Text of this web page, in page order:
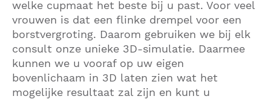
welke cupmaat het beste bij u past. Voor veel
vrouwen is dat een flinke drempel voor een
borstvergroting. Daarom gebruiken we bij elk
consult onze unieke 3D-simulatie. Daarmee
kunnen we u vooraf op uw eigen
bovenlichaam in 3D laten zien wat het
mogelijke resultaat zal zijn en kunt u